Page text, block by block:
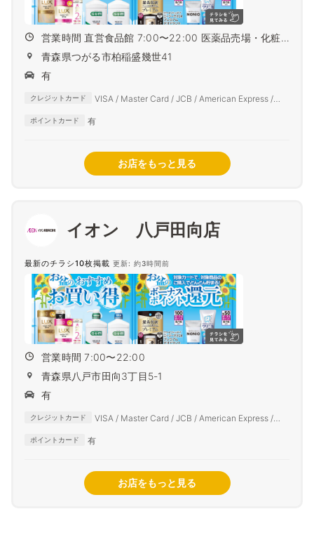
営業時間 直営食品館 7:00〜22:00 医薬品売場・化粧
品売...
青森県つがる市柏稲盛幾世41
有
クレジットカード
VISA / Master Card / JCB / American Express /
ポイントカード 有
お店をもっと見る
イオン 八戸田向店
最新のチラシ10枚掲載 更新: 約3時間前
営業時間 7:00〜22:00
青森県八戸市田向3丁目5-1
有
クレジットカード
VISA / Master Card / JCB / American Express /
ポイントカード 有
お店をもっと見る